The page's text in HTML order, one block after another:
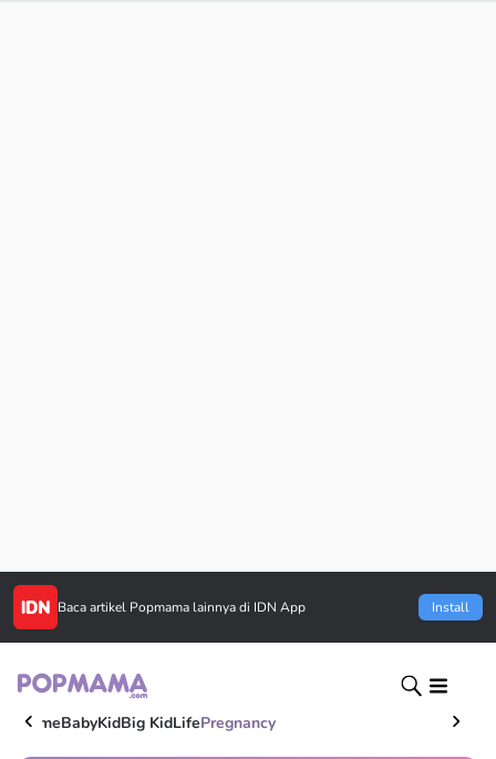
Baca artikel Popmama lainnya di IDN App Install
HomeBabyKidBig KidLifePregnancy